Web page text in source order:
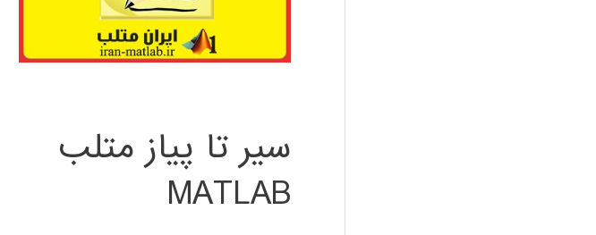
سیر تا پیاز متلب
MATLAB